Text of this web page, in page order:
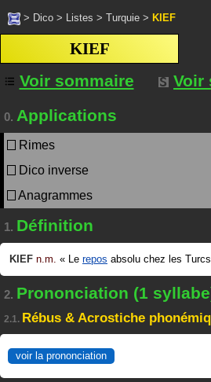
> Dico > Listes > Turquie > KIEF
KIEF
Voir sommaire
Voir
0. Applications
Rimes
Dico inverse
Anagrammes
1. Définition
KIEF n.m. « Le repos absolu chez les
2. Prononciation (1
2.1. Rébus & Acrostiche
voir la prononciation